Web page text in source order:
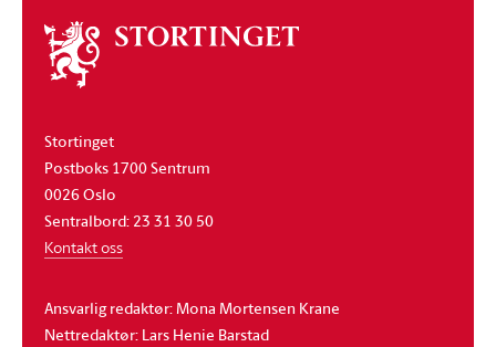
Om
stortinget
Stortinget
Postboks 1700 Sentrum
0026 Oslo
Sentralbord: 23 31 30 50
Kontakt oss
Ansvarlig redaktør: Mona Mortensen Krane
Nettredaktør: Lars Henie Barstad